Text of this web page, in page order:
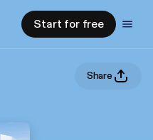
Start for free
Share